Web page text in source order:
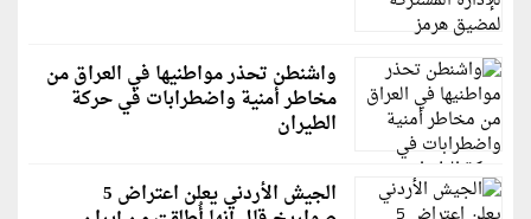
واشنطن تحذر مواطنيها في العراق من
مخاطر أمنية واضطرابات في حركة
الطيران
الجيش الأردني يعلن اعتراض 5